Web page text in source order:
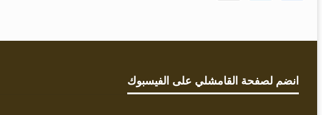
انضم لصفحة القامشلي على الفيسبوك